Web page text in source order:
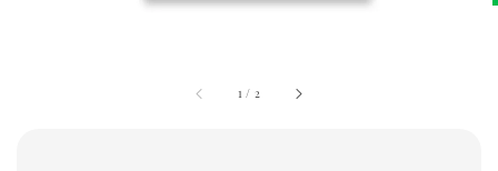
1 / 2